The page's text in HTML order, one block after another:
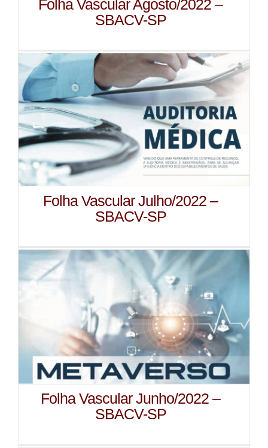
Folha Vascular Agosto/2022 –
SBACV-SP
Folha Vascular Julho/2022 –
SBACV-SP
Folha Vascular Junho/2022 –
SBACV-SP